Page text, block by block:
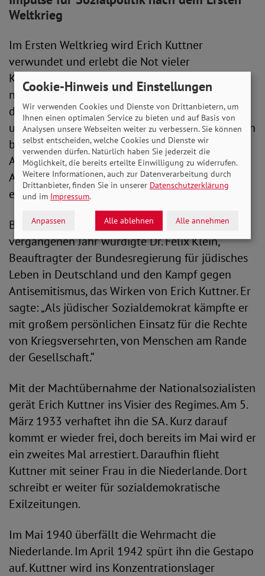
Weltkrieg
Im Ersten Weltkrieg wird Erich Kuttner
verwundet und erlebt die Not vieler
Kriegsgeschädigter und Hinterbliebener aus
nächster Nähe. 1917 gründet er den Reichsbund
der Kriegsteilnehmer und Kriegsgeschädigten
und ist bis 1919 dessen Vorsitzender. Er setzt sich
besonders für die Rechte und soziale
Absicherung von Kriegsopfern, bessere
Arbeitschancen für Schwerbeschädigte sowie
eine Reform des Militärrentenwesens ein.
Bei der Umbenennung des Hauses im
vergangenen Jahr würdigte Dr. Felix Klein,
Beauftragter der Bundesregierung für jüdisches
Leben in Deutschland und den Kampf gegen
Antisemitismus, das Wirken von Erich Kuttner. Er
sagte: „Als jüdischer Sozialdemokrat kämpfte er
mit großem persönlichen Einsatz für die Rechte
von Kriegsversehrten, von Menschen am Rande
der Gesellschaft.“
Mit der Machtübernahme der Nationalsozialisten
gerät Erich Kuttner ins Visier des Regimes. Am 5.
März 1933 verhaftet ihn die SA. Kurz darauf
kommt er wieder frei, doch bereits im Mai wird er
ein zweites Mal arrestiert. Daraufhin flieht
Kuttner mit seiner Frau in die Niederlande. Dort
schreibt er weiter für sozialdemokratische
Exilzeitungen.
Im Mai 1940 überfällt die Wehrmacht die
Niederlande. Im April 1942 spürt ihn die Gestapo
auf. Kuttner wird ins Konzentrationslager
Cookie-Hinweis und Einstellungen
Wir verwenden Cookies und Dienste von Drittanbietern, um
Ihnen einen optimalen Service zu bieten und auf Basis von
Analysen unsere Webseiten weiter zu verbessern. Sie können
selbst entscheiden, welche Cookies und Dienste wir
verwenden dürfen. Natürlich haben Sie jederzeit die
Möglichkeit, die bereits erteilte Einwilligung zu widerrufen.
Weitere Informationen, auch zur Datenverarbeitung durch
Drittanbieter, finden Sie in unserer Datenschutzerklärung
und im Impressum.
Anpassen Alle ablehnen Alle annehmen